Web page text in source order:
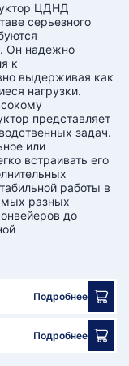
ЦДНД
серьезного
Он надежно
к
выдерживая как
нагрузки.
представляет
задач.
или
встраивать его
работы в
разных
до
Подробнее
Подробнее